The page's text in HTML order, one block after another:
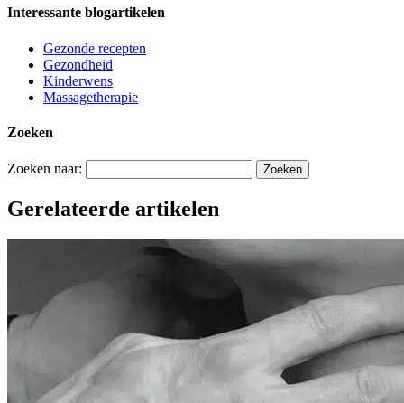
Interessante blogartikelen
Gezonde recepten
Gezondheid
Kinderwens
Massagetherapie
Zoeken
Zoeken naar:
Gerelateerde artikelen